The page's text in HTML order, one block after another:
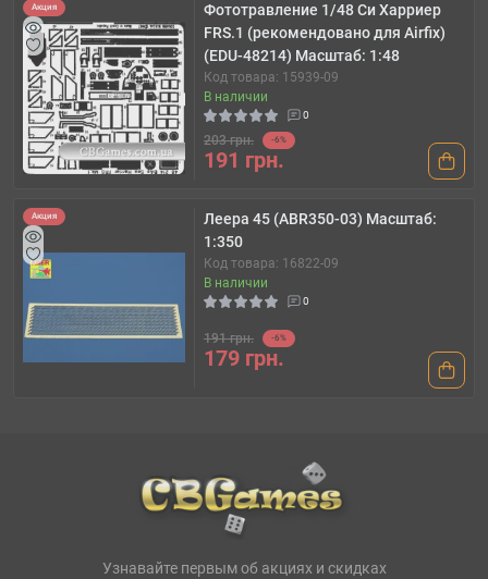
Акция
Фототравление 1/48 Си Харриер
FRS.1 (рекомендовано для Airfix)
(EDU-48214) Масштаб: 1:48
Код товара: 15939-09
В наличии
0
203 грн. -6%
191 грн.
Акция
Леера 45 (ABR350-03) Масштаб:
1:350
Код товара: 16822-09
В наличии
0
191 грн. -6%
179 грн.
Узнавайте первым об акциях и скидках